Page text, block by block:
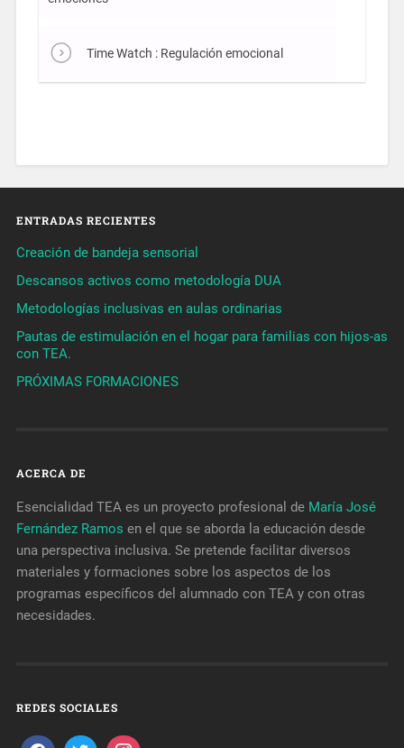
Time Watch : Regulación emocional
ENTRADAS RECIENTES
Creación de bandeja sensorial
Descansos activos como metodología DUA
Metodologías inclusivas en aulas ordinarias
Pautas de estimulación en el hogar para familias con hijos-as
con TEA.
PRÓXIMAS FORMACIONES
ACERCA DE
Esencialidad TEA es un proyecto profesional de María José
Fernández Ramos en el que se aborda la educación desde
una perspectiva inclusiva. Se pretende facilitar diversos
materiales y formaciones sobre los aspectos de los
programas específicos del alumnado con TEA y con otras
necesidades.
REDES SOCIALES